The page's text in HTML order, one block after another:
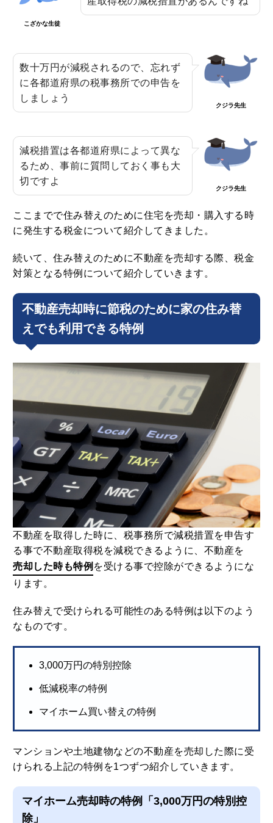
こざかな生徒
数十万円が減税されるので、忘れず
に各都道府県の税事務所での申告を
しましょう
クジラ先生
減税措置は各都道府県によって異な
るため、事前に質問しておく事も大
切ですよ
クジラ先生
ここまでで住み替えのために住宅を売却・購入する時
に発生する税金について紹介してきました。
続いて、住み替えのために不動産を売却する際、税金
対策となる特例について紹介していきます。
不動産売却時に節税のために家の住み替
えでも利用できる特例
不動産を取得した時に、税事務所で減税措置を申告す
る事で不動産取得税を減税できるように、不動産を
売却した時も特例 を受ける事で控除ができるようにな
ります。
住み替えで受けられる可能性のある特例は以下のよう
なものです。
3,000万円の特別控除
低減税率の特例
マイホーム買い替えの特例
マンションや土地建物などの不動産を売却した際に受
けられる上記の特例を1つずつ紹介していきます。
マイホーム売却時の特例「3,000万円の特別控
除」